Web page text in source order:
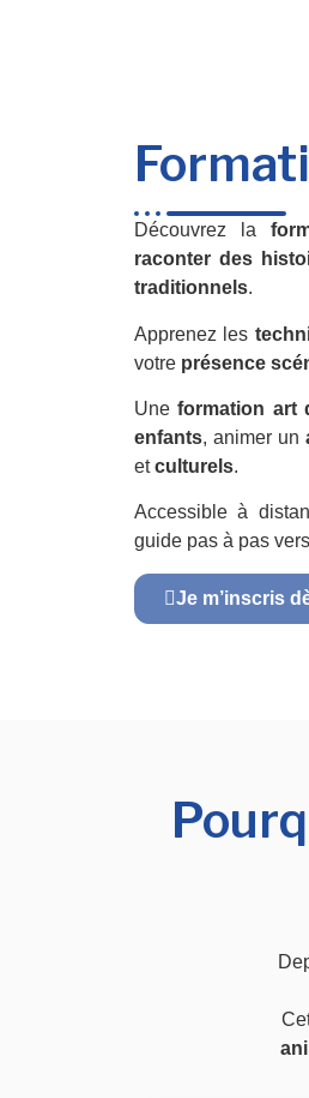
Découvrez la
raconter des
traditionnels.
Apprenez les
votre présence
Uneformation art
enfants, animer un
etculturels.
Accessible à
guide pas à pas
Je m’inscris